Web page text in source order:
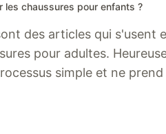
les chaussures pour enfants ?
des articles qui s'usent
pour adultes.
simple et ne prend